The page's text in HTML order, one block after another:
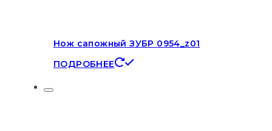
Нож сапожный ЗУБР 0954_z01
ПОДРОБНЕЕ